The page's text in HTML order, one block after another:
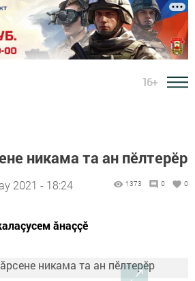
16+
никама та ан пӗлтерӗр
2021 - 18:24 1373 0 0
ăнаççӗ